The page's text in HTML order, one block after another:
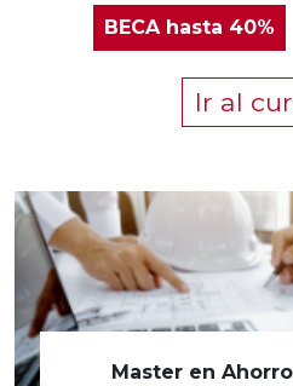
BECA hasta 40%
Ir al
Master en